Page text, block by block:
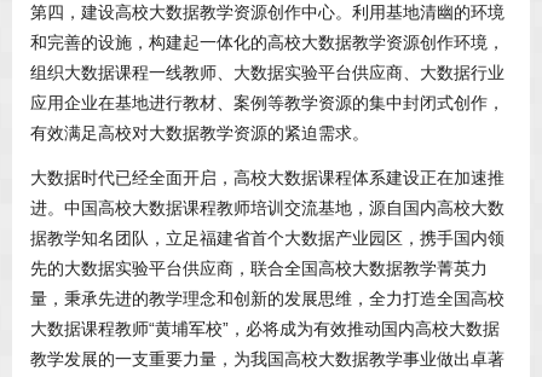
第四，建设高校大数据教学资源创作中心。利用基地清幽的环境
和完善的设施，构建起一体化的高校大数据教学资源创作环境，
组织大数据课程一线教师、大数据实验平台供应商、大数据行业
应用企业在基地进行教材、案例等教学资源的集中封闭式创作，
有效满足高校对大数据教学资源的紧迫需求。
大数据时代已经全面开启，高校大数据课程体系建设正在加速推
进。中国高校大数据课程教师培训交流基地，源自国内高校大数
据教学知名团队，立足福建省首个大数据产业园区，携手国内领
先的大数据实验平台供应商，联合全国高校大数据教学菁英力
量，秉承先进的教学理念和创新的发展思维，全力打造全国高校
大数据课程教师“黄埔军校”，必将成为有效推动国内高校大数据
教学发展的一支重要力量，为我国高校大数据教学事业做出卓著